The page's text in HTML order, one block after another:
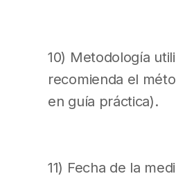
10) Metodología
recomienda el
en guía práctica).
11) Fecha de la